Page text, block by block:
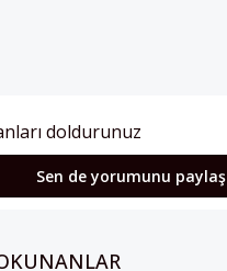
doldurunuz
Sen de yorumunu paylaş